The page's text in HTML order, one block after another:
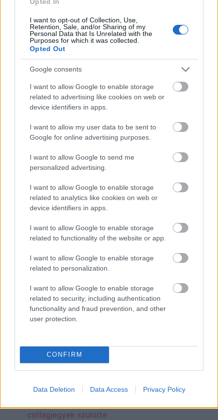
I want to opt-out of Collection, Use,
Retention, Sale, and/or Sharing of my
Personal Data that Is Unrelated with the
Purposes for which it was collected.
Opted Out
Google consents
I want to allow Google to enable storage
related to advertising like cookies on web or
device identifiers in apps.
I want to allow my user data to be sent to
Google for online advertising purposes.
I want to allow Google to send me
personalized advertising.
I want to allow Google to enable storage
related to analytics like cookies on web or
device identifiers in apps.
I want to allow Google to enable storage
related to functionality of the website or app.
I want to allow Google to enable storage
related to personalization.
I want to allow Google to enable storage
related to security, including authentication
functionality and fraud prevention, and other
user protection.
CONFIRM
Data Deletion Data Access Privacy Policy
Így hódítsd meg a realista és
hedonista Bika férfit
Bak (12. 22-01. 20.)Talán hibát követsz el azzal,
hogy üzleti terveidet nem beszéled meg a pároddal,
szingliként viszont belevághatsz egy kalandba, de a
folytatásra már nincs garancia.
Jól tennéd, ha nem
állapodnál meg hiú kedvesed mellett, nem írnál alá
hajlandó feláldozni a család kedvéért.
Halak (02. 20-03. 20.)Ha elmaradtak mellőled a
mert riasztja őket az okosságod,
Kezdd a csillagokkal a
napot:
csillagjegyek szülötte